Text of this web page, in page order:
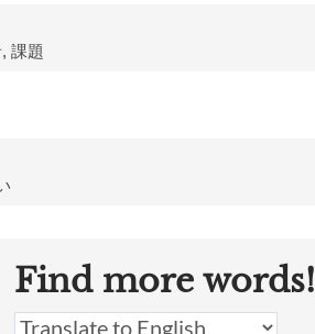
, 課題
Find more words!